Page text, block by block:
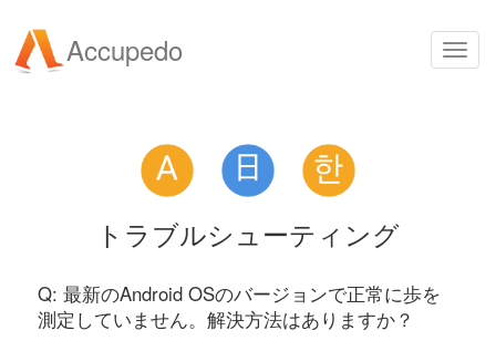
Accupedo
トラブルシューティング
Q: 最新のAndroid OSのバージョンで正常に歩を
測定していません。解決方法はありますか？